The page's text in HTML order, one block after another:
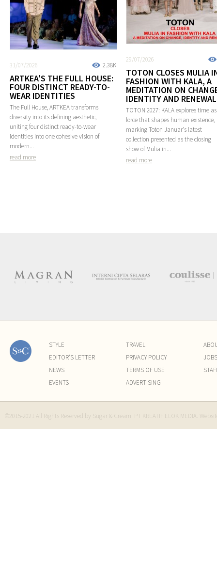
2.38K
31/07/2026
ARTKEA'S THE FULL HOUSE:
FOUR DISTINCT READY-TO-
WEAR IDENTITIES
The Full House, ARTKEA transforms
diversity into its defining aesthetic,
uniting four distinct ready-to-wear
identities into one cohesive vision of
modern...
read more
29/07/2026
TOTON CLOSES MULIA
FASHION WITH KALA, A
MEDITATION ON
IDENTITY AND RENEWAL
TOTON 2027: KALA explores time
force that shapes human existence,
marking Toton Januar's latest
collection presented as the closing
show of Mulia in...
read more
STYLE
EDITOR'S LETTER
NEWS
EVENTS
TRAVEL
PRIVACY POLICY
TERMS OF USE
ADVERTISING
JOBS
©2015-2021 All Rights Reserved by Sugar & Cream. PT KREATIF ELOK MEDIA.